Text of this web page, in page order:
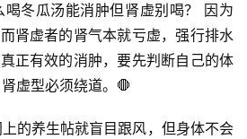
喝冬瓜汤能消肿但肾虚别喝？
因为
肾虚者的肾气本就亏虚，强行排水
正有效的消肿，要先判断自己的体
虚型必须绕道。🛑
的养生帖就盲目跟风，但身体不会